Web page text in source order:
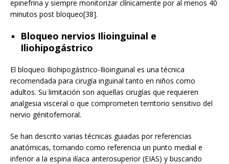
epinefrina y siempre monitorizar clínicamente por al menos 40
minutos post bloqueo[38].
Bloqueo nervios Ilioinguinal e
Iliohipogástrico
El bloqueo Iliohipogástrico-Ilioinguinal es una técnica
recomendada para cirugía inguinal tanto en niños como
adultos. Su limitación son aquellas cirugías que requieren
analgesia visceral o que comprometen territorio sensitivo del
nervio génitofemoral.
Se han descrito varias técnicas guiadas por referencias
anatómicas, tomando como referencia un punto medial e
inferior a la espina ilíaca anterosuperior (EIAS) y buscando